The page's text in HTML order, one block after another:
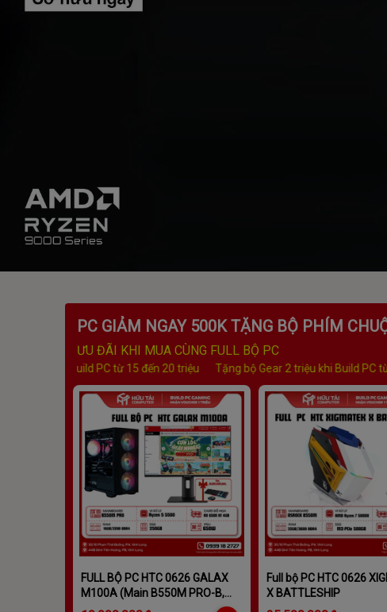
PC GIẢM NGAY 500K TẶNG BỘ PHÍM
ƯU ĐÃI KHI MUA CÙNG FULL BỘ PC
Tặng bộ Gear 2 triệu khi Build PC từ 20 đến 30 triệu Tặng
FULL BỘ PC HTC 0626 GALAX
M100A (Main B550M PRO-B,
RYZEN R5 5500, Ram DDR4
Full bộ PC HTC 0626
X BATTLESHIP